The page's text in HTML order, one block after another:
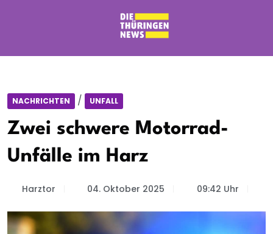
NACHRICHTEN / UNFALL
Zwei schwere Motorrad-
Unfälle im Harz
Harztor 04. Oktober 2025 09:42 Uhr